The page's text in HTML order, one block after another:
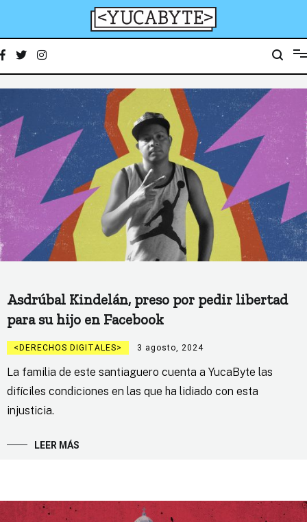
YucaByte
Asdrúbal Kindelán, preso por pedir libertad
para su hijo en Facebook
DERECHOS DIGITALES 3 agosto, 2024
La familia de este santiaguero cuenta a YucaByte las
difíciles condiciones en las que ha lidiado con esta
injusticia.
LEER MÁS